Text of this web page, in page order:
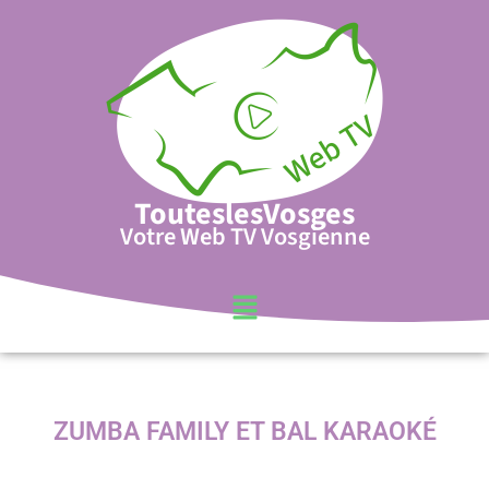
TouteslesVosges
Votre Web TV Vosgienne
ZUMBA FAMILY ET BAL KARAOKÉ